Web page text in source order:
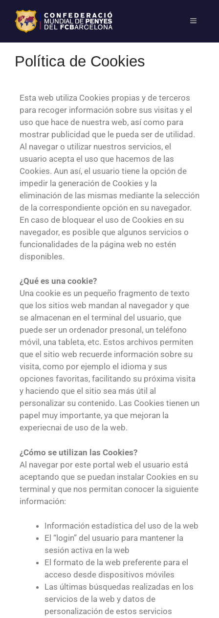
Política de Cookies
Esta web utiliza Cookies propias y de terceros
para recoger información sobre sus visitas y el
uso que hace de nuestra web, así como para
mostrar publicidad que le pueda ser de utilidad.
Al navegar o utilizar nuestros servicios, el
usuario acepta el uso que hacemos de las
Cookies. Aun así, el usuario tiene la opción de
impedir la generación de Cookies y la
eliminación de las mismas mediante la selección
de la correspondiente opción en su navegador.
En caso de bloquear el uso de Cookies en su
navegador, es posible que algunos servicios o
funcionalidades de la página web no estén
disponibles.
¿Qué es una cookie?
Una cookie es un pequeño fragmento de texto
que los sitios web mandan al navegador y que
se almacenan en el terminal del usuario, que
puede ser un ordenador presonal, un teléfono
móvil, una tableta, etc. Estos archivos permiten
que el sitio web recuerde información sobre su
visita, como por ejemplo el idioma y sus
opciones favoritas, facilitando su próxima visita
y haciendo que el sitio sea más útil al
personalizar su contenido. Las Cookies tienen un
papel muy importante, ya que mejoran la
experiecnai de uso de la web.
¿Cómo se utilizan las Cookies?
Al navegar por este portal web el usuario está
aceptando que se puedan instalar Cookies en su
terminal y que nos permitan conocer la siguiente
información:
Información estadística del uso de la web
El “login” del usuario para mantener la
sesión activa en la web
El formato de la web preferente para el
acceso desde dispositivos móviles
Las últimas búsquedas realizadas en los
servicios de la web y datos de
personalización de estos servicios